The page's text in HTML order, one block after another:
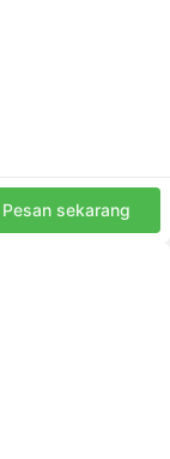
Pesan sekarang